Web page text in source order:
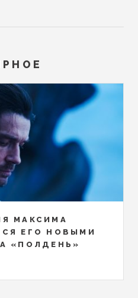
МАКСИМА
ЕГО НОВЫМИ
«ПОЛДЕНЬ»